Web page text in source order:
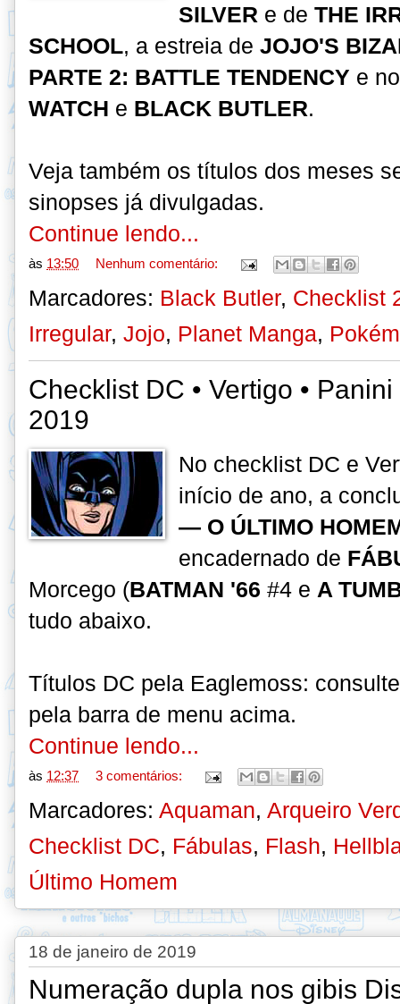
SILVER e de THE
SCHOOL, a estreia de JOJO'S
PARTE 2: BATTLE TENDENCY e
WATCH e BLACK BUTLER.
Veja também os títulos dos meses
sinopses já divulgadas.
Continue lendo...
às 13:50 Nenhum comentário:
Marcadores: Black Butler, Checklist
Irregular, Jojo, Planet Manga,
Checklist DC • Vertigo •
2019
No checklist DC e
início de ano, a
— O ÚLTIMO
encadernado de
Morcego (BATMAN '66 #4 e A
tudo abaixo.
Títulos DC pela Eaglemoss:
pela barra de menu acima.
Continue lendo...
às 12:37 3 comentários:
Marcadores: Aquaman, Arqueiro
Checklist DC, Fábulas, Flash,
Último Homem
18 de janeiro de 2019
Numeração dupla nos gibis